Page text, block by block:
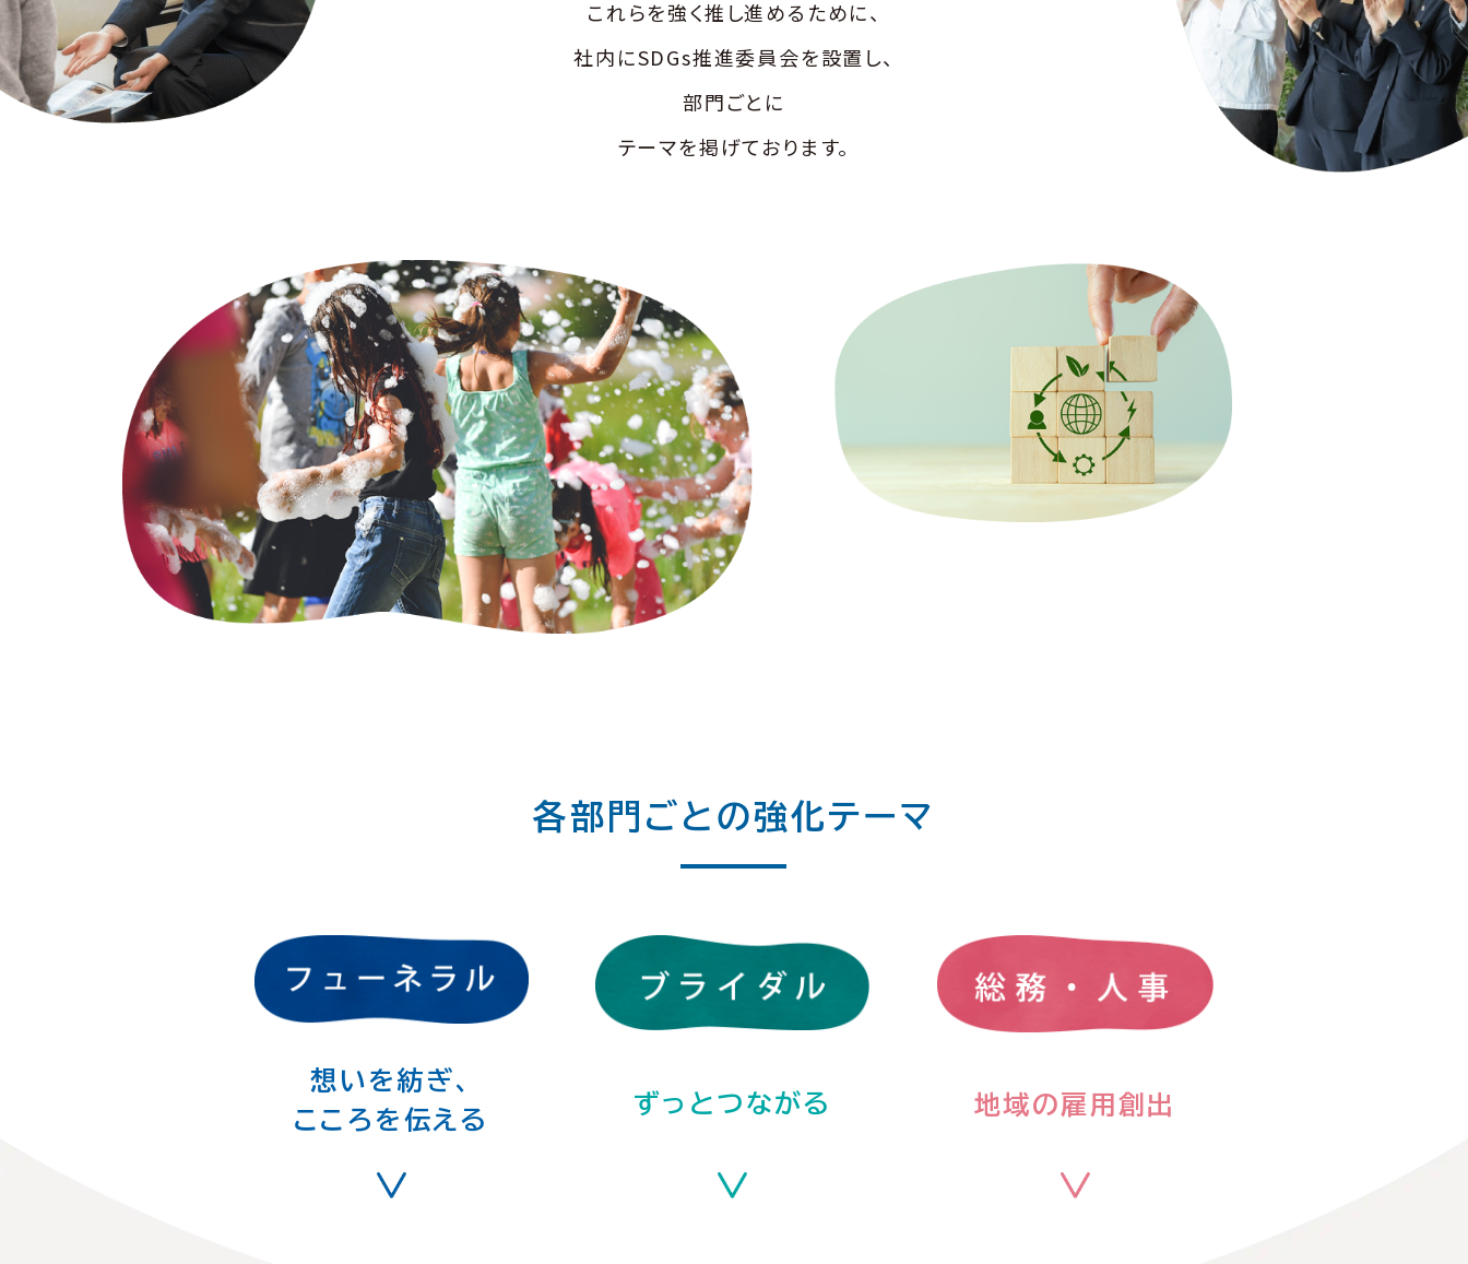
これらを強く推し進めるために、
社内にSDGs推進委員会を設置し、
部門ごとに
テーマを掲げております。
各部門ごとの強化テーマ
想いを紡ぎ、
こころを伝える
ずっとつながる 地域の雇用創出